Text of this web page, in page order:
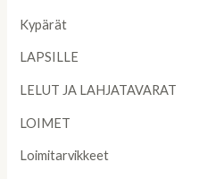
Kypärät
LAPSILLE
LELUT JA LAHJATAVARAT
LOIMET
Loimitarvikkeet